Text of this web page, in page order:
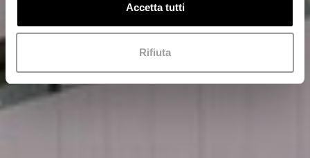
Accetta tutti
Rifiuta